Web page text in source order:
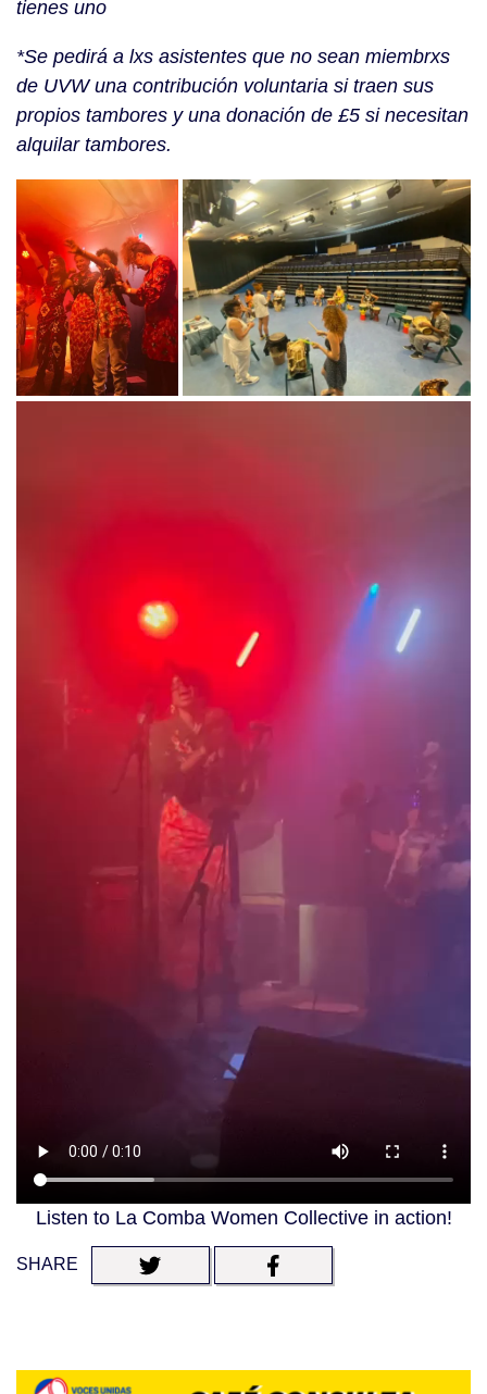
tienes uno
*Se pedirá a lxs asistentes que no sean miembrxs
de UVW una contribución voluntaria si traen sus
propios tambores y una donación de £5 si necesitan
alquilar tambores.
Listen to La Comba Women Collective in action!
SHARE